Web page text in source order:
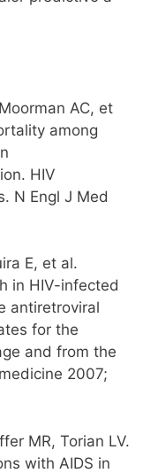
AC, et
among
HIV
N Engl J Med
E, et al.
in HIV-infected
antiretroviral
for the
and from the
2007;
MR, Torian LV.
with AIDS in